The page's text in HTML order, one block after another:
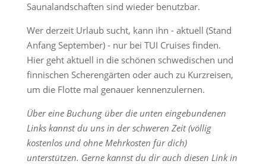
Saunalandschaften sind wieder benutzbar.
Wer derzeit Urlaub sucht, kann ihn - aktuell (Stand
Anfang September) - nur bei TUI Cruises finden.
Hier geht aktuell in die schönen schwedischen und
finnischen Scherengärten oder auch zu Kurzreisen,
um die Flotte mal genauer kennenzulernen.
Über eine Buchung über die unten eingebundenen
Links kannst du uns in der schweren Zeit (völlig
kostenlos und ohne Mehrkosten für dich)
unterstützen. Gerne kannst du dir auch diesen Link in